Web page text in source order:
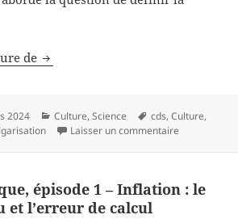
de De la Musique et un thé au riz –
2024 Catégories
Culture,Science
Mots-
clés
cds,Culture,
Laisser un commentaire
épisode 1 – Inflation : le
et l’erreur de calcul